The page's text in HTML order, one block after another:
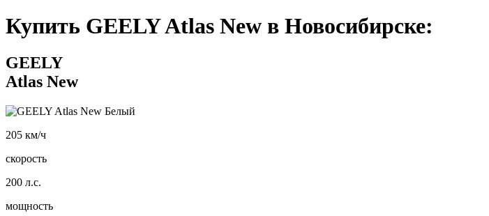
Купить GEELY Atlas New в Новосибирске:
GEELY
Atlas New
205 км/ч
скорость
200 л.с.
мощность